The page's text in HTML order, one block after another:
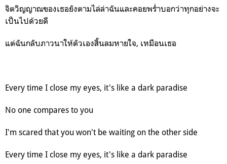
จิตวิญญาณของเธอยังตามไล่ล่าฉันและคอยพร่ำบอกว่าทุกอย่างจะ
เป็นไปด้วยดี
แต่ฉันกลับภาวนาให้ตัวเองสิ้นลมหายใจ, เหมือนเธอ
Every time I close my eyes, it's like a dark paradise
No one compares to you
I'm scared that you won't be waiting on the other side
Every time I close my eyes, it's like a dark paradise